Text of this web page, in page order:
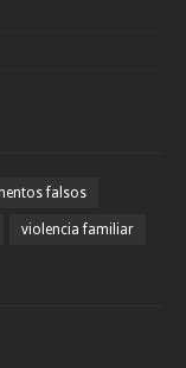
falsos
violencia familiar